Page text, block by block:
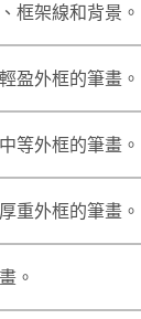
框架線和背景。
盈外框的筆畫。
等外框的筆畫。
重外框的筆畫。
。